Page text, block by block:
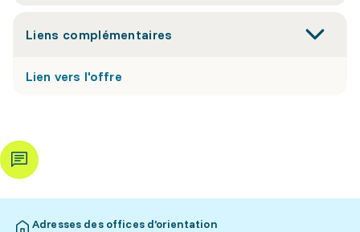
Liens complémentaires
Lien vers l'offre
Adresses des offices d’orientation